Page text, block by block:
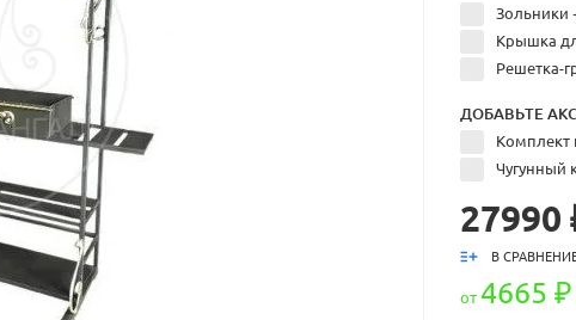
Зольники
Крышка
Решетка-
ДОБАВЬТЕ
Комплект
Чугунный
27990
В
от 4665 ₽